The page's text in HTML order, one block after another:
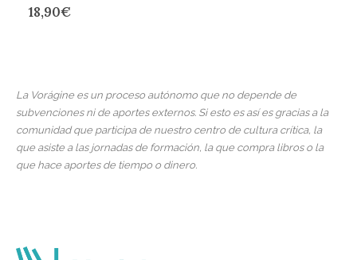
18,90€
La Vorágine es un proceso autónomo que no depende de
subvenciones ni de aportes externos. Si esto es así es gracias a la
comunidad que participa de nuestro centro de cultura crítica, la
que asiste a las jornadas de formación, la que compra libros o la
que hace aportes de tiempo o dinero.